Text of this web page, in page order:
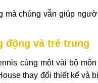
chúng vẫn giúp
động và trẻ trung
cùng một vài bộ
thay đổi thiết kế và